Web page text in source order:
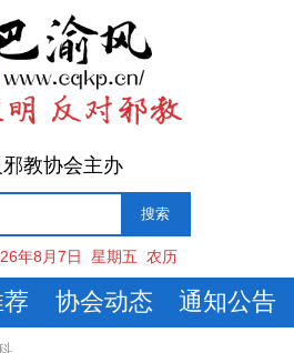
教协会主办
年8月7日 星期五 农历
协会动态 通知公告